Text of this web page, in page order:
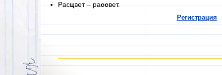
Расцвет – рассвет.
Регистрация